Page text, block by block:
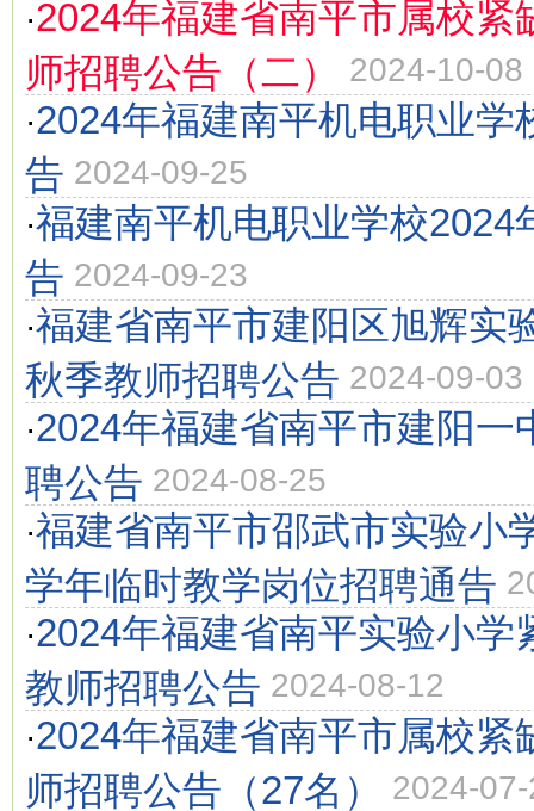
·2024年福建省南平市属校紧
师招聘公告（二）
2024-10-08
·2024年福建南平机电职业学
告 2024-09-25
·福建南平机电职业学校2024
告 2024-09-23
·福建省南平市建阳区旭辉实
秋季教师招聘公告 2024-09-03
·2024年福建省南平市建阳一
聘公告 2024-08-25
·福建省南平市邵武市实验小
学年临时教学岗位招聘通告
·2024年福建省南平实验小学
教师招聘公告 2024-08-12
·2024年福建省南平市属校紧
师招聘公告（27名）
2024-